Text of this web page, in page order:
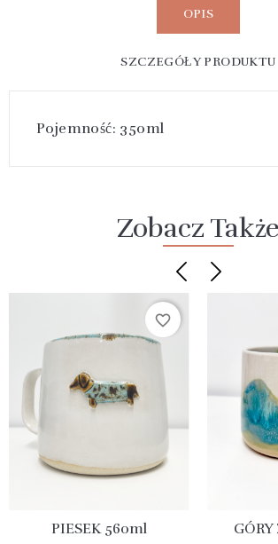
OPIS
SZCZEGÓŁY PRODUKTU
Pojemność: 350ml
Zobacz Także
favorite_border
PIESEK 560ml